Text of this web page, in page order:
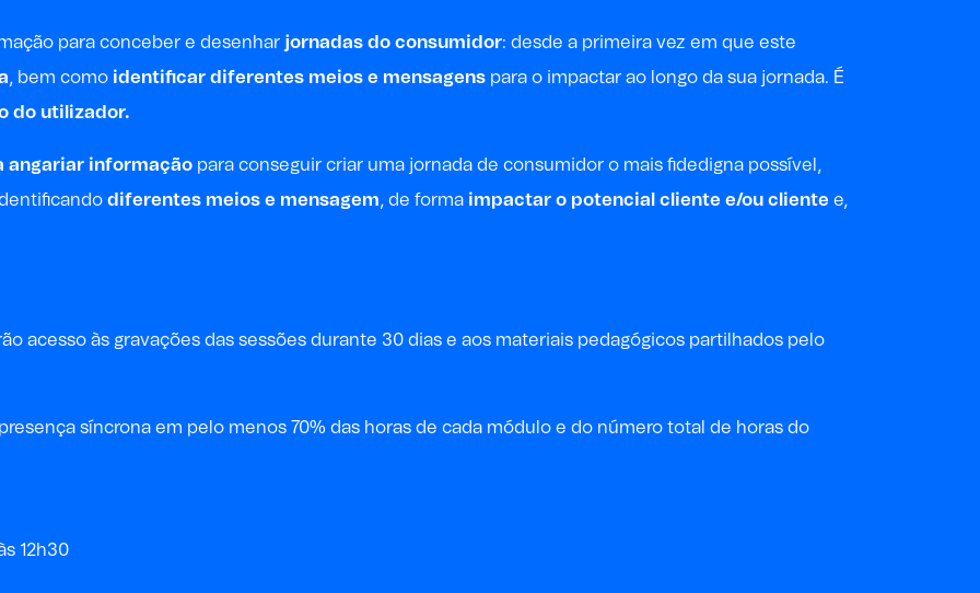
para conceber e desenhar jornadas do consumidor: desde a primeira vez em que este
, bem como identificar diferentes meios e mensagens para o impactar ao longo da sua jornada. É
do utilizador.
angariar informação para conseguir criar uma jornada de consumidor o mais fidedigna possível,
diferentes meios e mensagem, de forma impactar o potencial cliente e/ou cliente e,
acesso às gravações das sessões durante 30 dias e aos materiais pedagógicos partilhados pelo
síncrona em pelo menos 70% das horas de cada módulo e do número total de horas do
12h30